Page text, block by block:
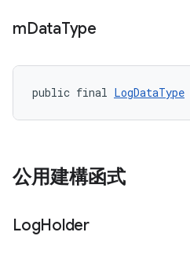
mDataType
public final LogDataType
公用建構函式
LogHolder